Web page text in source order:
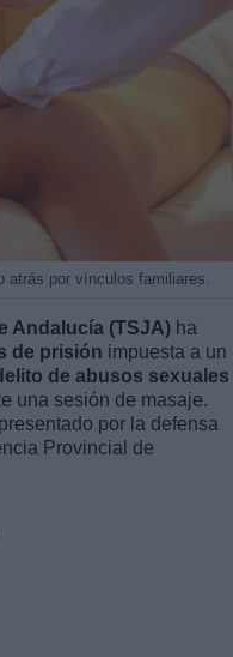
por vínculos familiares.
Andalucía (TSJA) ha
de prisión impuesta a un
de abusos sexuales
una sesión de masaje.
por la defensa
Provincial de